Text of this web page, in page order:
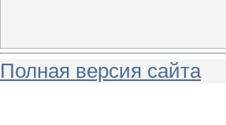
Полная версия сайта